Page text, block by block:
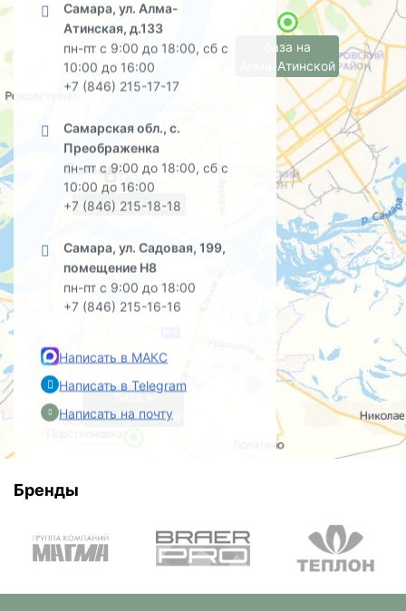
Самара, ул. Алма-
Атинская, д.133
пн-пт с 9:00 до 18:00, сб с
10:00 до 16:00
+7 (846) 215-17-17
Самарская обл., с.
Преображенка
пн-пт с 9:00 до 18:00, сб с
10:00 до 16:00
+7 (846) 215-18-18
Самара, ул. Садовая, 199,
помещение Н8
пн-пт с 9:00 до 18:00
+7 (846) 215-16-16
Написать в МАКС
Написать в Telegram
Написать на почту
офис на Садовой
база в
Преображенке
база на
Алма-Атинской
Бренды